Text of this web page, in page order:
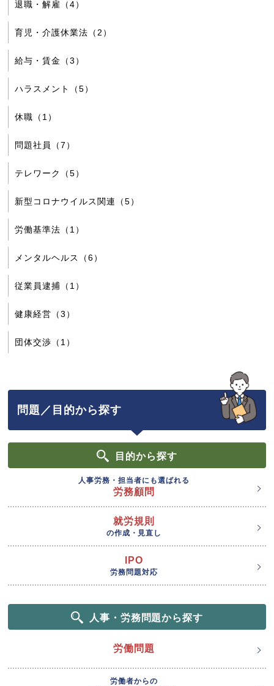
退職・解雇（4）
育児・介護休業法（2）
給与・賃金（3）
ハラスメント（5）
休職（1）
問題社員（7）
テレワーク（5）
新型コロナウイルス関連（5）
労働基準法（1）
メンタルヘルス（6）
従業員逮捕（1）
健康経営（3）
団体交渉（1）
問題／目的から探す
目的から探す
人事労務・担当者にも選ばれる
労務顧問
就労規則
の作成・見直し
IPO
労務問題対応
人事・労務問題から探す
労働問題
労働者からの